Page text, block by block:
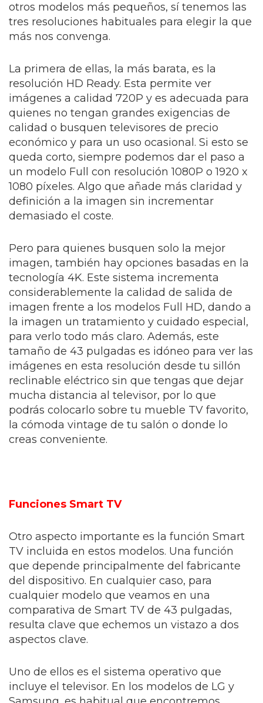
otros modelos más pequeños, sí tenemos las
tres resoluciones habituales para elegir la que
más nos convenga.
La primera de ellas, la más barata, es la
resolución HD Ready. Esta permite ver
imágenes a calidad 720P y es adecuada para
quienes no tengan grandes exigencias de
calidad o busquen televisores de precio
económico y para un uso ocasional. Si esto se
queda corto, siempre podemos dar el paso a
un modelo Full con resolución 1080P o 1920 x
1080 píxeles. Algo que añade más claridad y
definición a la imagen sin incrementar
demasiado el coste.
Pero para quienes busquen solo la mejor
imagen, también hay opciones basadas en la
tecnología 4K. Este sistema incrementa
considerablemente la calidad de salida de
imagen frente a los modelos Full HD, dando a
la imagen un tratamiento y cuidado especial,
para verlo todo más claro. Además, este
tamaño de 43 pulgadas es idóneo para ver las
imágenes en esta resolución desde tu sillón
reclinable eléctrico sin que tengas que dejar
mucha distancia al televisor, por lo que
podrás colocarlo sobre tu mueble TV favorito,
la cómoda vintage de tu salón o donde lo
creas conveniente.
Funciones Smart TV
Otro aspecto importante es la función Smart
TV incluida en estos modelos. Una función
que depende principalmente del fabricante
del dispositivo. En cualquier caso, para
cualquier modelo que veamos en una
comparativa de Smart TV de 43 pulgadas,
resulta clave que echemos un vistazo a dos
aspectos clave.
Uno de ellos es el sistema operativo que
incluye el televisor. En los modelos de LG y